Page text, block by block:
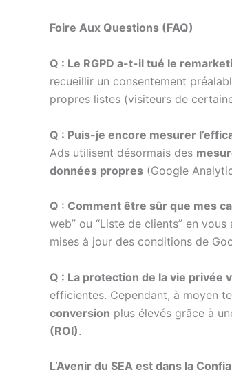
Foire Aux Questions (FAQ)
Q : Le RGPD a-t-il tué le
recueillir un consentement
propres listes (visiteurs de
Q : Puis-je encore mesurer
Ads utilisent désormais des
données propres (Google
Q : Comment être sûr que mes
web” ou “Liste de clients” en
mises à jour des conditions de
Q : La protection de la vie privée
efficientes. Cependant, à moyen
conversion plus élevés grâce à
(ROI).
L’Avenir du SEA est dans la